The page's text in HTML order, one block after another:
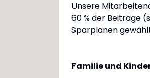
Unsere
60 % der Beiträge
Sparplänen
Familie und